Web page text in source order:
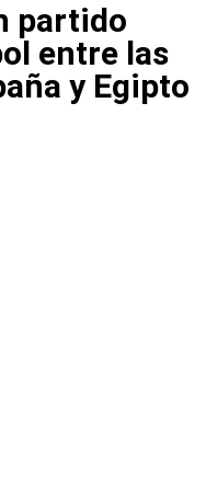
partido
entre las
y Egipto